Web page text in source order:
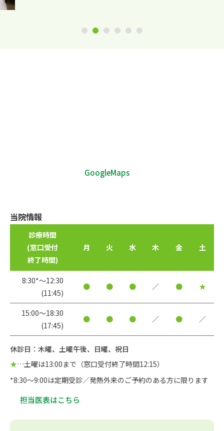
1 2 3 4 5 6
GoogleMaps
当院情報
診療時間
(窓口受付
終了時間)
月 火 水 木 金 土
8:30*〜12:30
(11:45)
● ● ● ／ ● ★
15:00〜18:30
(17:45)
● ● ● ／ ● ／
休診日：木曜、土曜午後、日曜、祝日
★…土曜は13:00まで（窓口受付終了時間12:15）
*8:30～9:00は定期受診／発熱外来のご予約のある方に限ります
担当医表はこちら